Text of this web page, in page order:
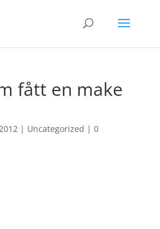
fått en make
| Uncategorized | 0